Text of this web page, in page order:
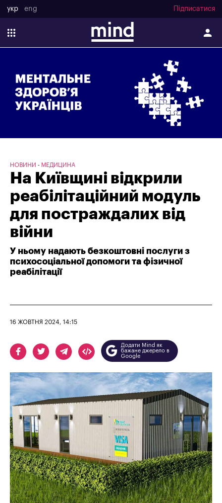
укр eng Підписатися
НОВИНИ МЕДИЦИНА
На Київщині відкрили
реабілітаційний модуль
для постраждалих від
війни
У ньому надають безкоштовні послуги з
психосоціальної допомоги та фізичної
реабілітації
16 ЖОВТНЯ 2024, 14:15
Додати Mind як
бажане джерело в
Google